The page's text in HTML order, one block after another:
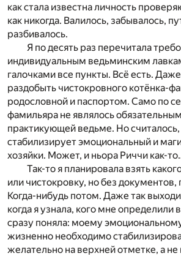
как стала известна личность
как никогда. Валилось, забывалось,
разбивалось.
Я по десять раз перечитала
индивидуальным ведьминским
галочками все пункты. Всё есть.
раздобыть чистокровного котёнка-
родословной и паспортом. Само по
фамильяра не являлось
практикующей ведьме. Но считалось,
стабилизирует эмоциональный и
хозяйки. Может, и ньора Риччи как-
Так-то я планировала взять
или чистокровку, но без
Когда-нибудь потом. Даже так
когда я узнала, кого мне
сразу поняла: моему
жизненно необходимо
желательно на верхней отметке, а не